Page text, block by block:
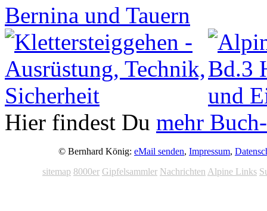
Hier findest Du mehr
© Bernhard König: eMail senden, Impressum,
sitemap 8000er Gipfelsammler Nachrichten Alpine Links